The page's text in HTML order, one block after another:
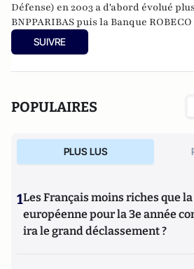
Défense) en 2003 a d'abord évolué
BNPPARIBAS puis la Banque
avant de rejoindre SAXO BANQUE en
Trader. Son expérience des marchés
des analyses sur les marchés
conférences dédiées aux
rejoint le groupe IG, leader mondial
au FTSE 250, en tant que Chief
SUIVRE
POPULAIRES
PLUS LUS
1Les Français moins riches que
européenne pour la 3e année
ira le grand déclassement ?